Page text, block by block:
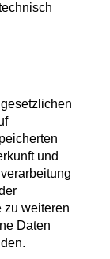
und
zu weiteren
Daten